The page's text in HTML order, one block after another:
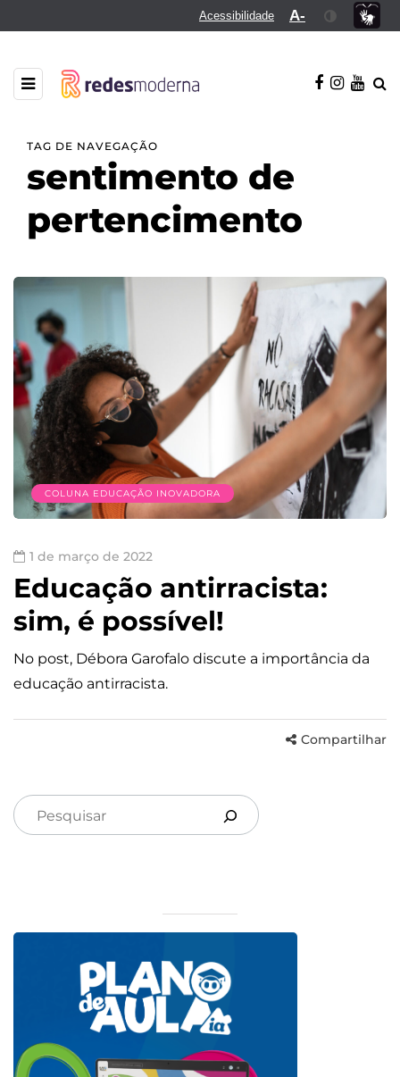
Acessibilidade A-
TAG DE NAVEGAÇÃO
sentimento de
pertencimento
COLUNA EDUCAÇÃO INOVADORA
1 de março de 2022
Educação antirracista:
sim, é possível!
No post, Débora Garofalo discute a importância da
educação antirracista.
Compartilhar